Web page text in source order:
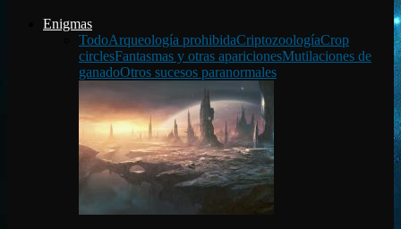
Enigmas
TodoArqueología prohibidaCriptozoologíaCrop
circlesFantasmas y otras aparicionesMutilaciones de
ganadoOtros sucesos paranormales